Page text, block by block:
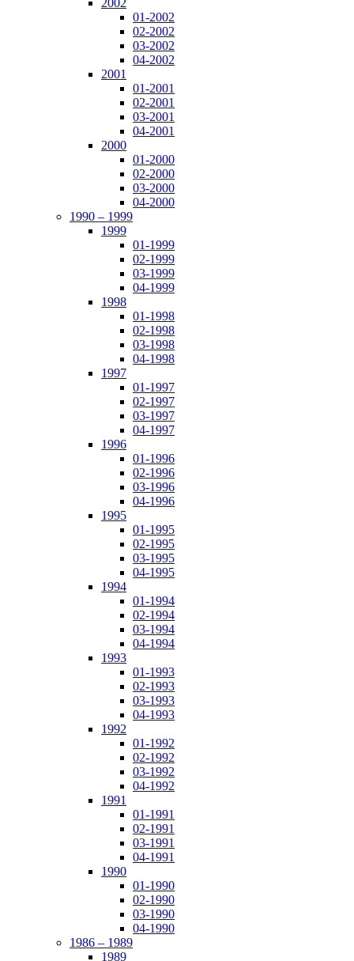
2002
01-2002
02-2002
03-2002
04-2002
2001
01-2001
02-2001
03-2001
04-2001
2000
01-2000
02-2000
03-2000
04-2000
1990 – 1999
1999
01-1999
02-1999
03-1999
04-1999
1998
01-1998
02-1998
03-1998
04-1998
1997
01-1997
02-1997
03-1997
04-1997
1996
01-1996
02-1996
03-1996
04-1996
1995
01-1995
02-1995
03-1995
04-1995
1994
01-1994
02-1994
03-1994
04-1994
1993
01-1993
02-1993
03-1993
04-1993
1992
01-1992
02-1992
03-1992
04-1992
1991
01-1991
02-1991
03-1991
04-1991
1990
01-1990
02-1990
03-1990
04-1990
1986 – 1989
1989